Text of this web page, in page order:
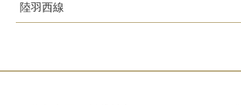
陸羽西線
狩川